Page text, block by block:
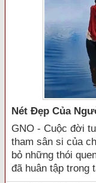
Nét Đẹp Của
GNO - Cuộc đời
tham sân si của
bỏ những thói
đã huân tập trong